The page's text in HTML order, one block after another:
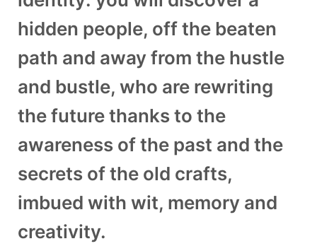
hidden people, off the beaten
path and away from the hustle
and bustle, who are rewriting
the future thanks to the
awareness of the past and the
secrets of the old crafts,
imbued with wit, memory and
creativity.